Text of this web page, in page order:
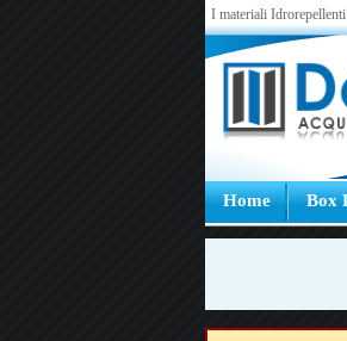
I materiali
Home Box